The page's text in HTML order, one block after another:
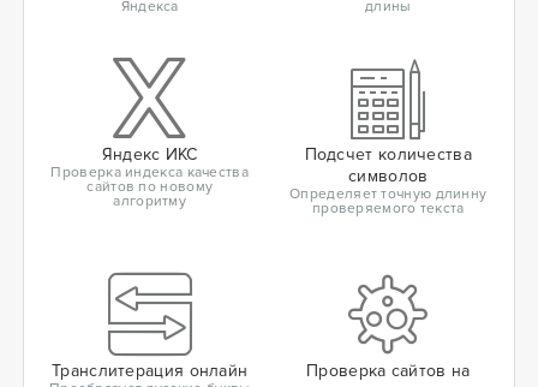
Яндекса
длины
Яндекс ИКС
Проверка индекса качества
сайтов по новому
алгоритму
Подсчет количества
символов
Определяет точную длинну
проверяемого текста
Транслитерация онлайн
Проверка сайтов на